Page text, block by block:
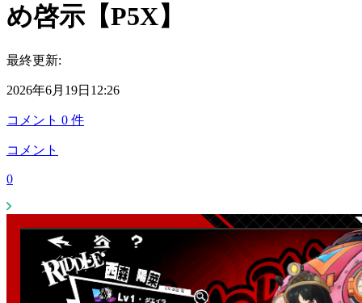
め啓示【P5X】
最終更新:
2026年6月19日12:26
コメント 0 件
コメント
0